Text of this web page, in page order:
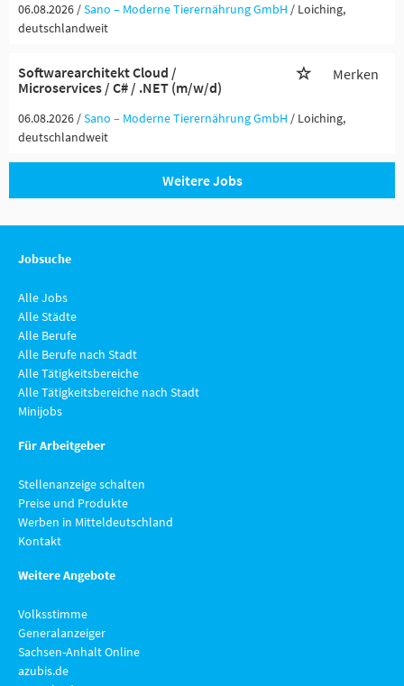
06.08.2026 /Sano – Moderne Tierernährung GmbH / Loiching,
deutschlandweit
Softwarearchitekt Cloud /
Microservices / C# / .NET (m/w/d)
Merken
06.08.2026 /Sano – Moderne Tierernährung GmbH / Loiching,
deutschlandweit
Weitere Jobs
Jobsuche
Alle Jobs
Alle Städte
Alle Berufe
Alle Berufe nach Stadt
Alle Tätigkeitsbereiche
Alle Tätigkeitsbereiche nach Stadt
Minijobs
Für Arbeitgeber
Stellenanzeige schalten
Preise und Produkte
Werben in Mitteldeutschland
Kontakt
Weitere Angebote
Volksstimme
Generalanzeiger
Sachsen-Anhalt Online
azubis.de